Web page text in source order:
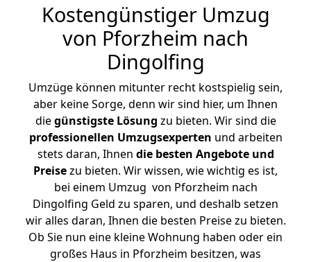
Kostengünstiger Umzug
von Pforzheim nach
Dingolfing
Umzüge können mitunter recht kostspielig sein,
aber keine Sorge, denn wir sind hier, um Ihnen
diegünstigste Lösung zu bieten. Wir sind die
professionellen Umzugsexperten und arbeiten
stets daran, Ihnen die besten Angebote und
Preisezu bieten. Wir wissen, wie wichtig es ist,
bei einem Umzug von Pforzheim nach
Dingolfing Geld zu sparen, und deshalb setzen
wir alles daran, Ihnen die besten Preise zu bieten.
Ob Sie nun eine kleine Wohnung haben oder ein
großes Haus in Pforzheim besitzen, was